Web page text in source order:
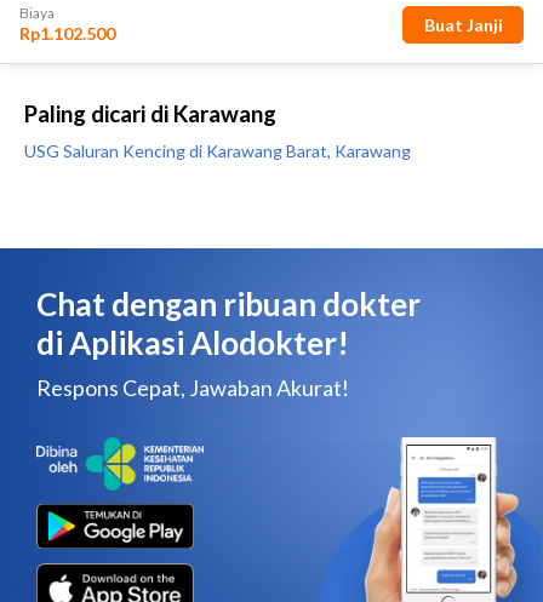
Paling dicari di Karawang
USG Saluran Kencing di Karawang Barat, Karawang